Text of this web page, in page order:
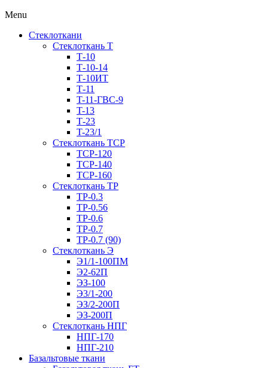
Menu
Стеклоткани
Стеклоткань Т
Т-10
Т-10-14
Т-10ИТ
Т-11
T-11-ГВС-9
T-13
Т-23
T-23/1
Стеклоткань ТСР
ТСР-120
ТСР-140
ТСР-160
Стеклоткань ТР
ТР-0.3
ТР-0.56
ТР-0.6
ТР-0.7
ТР-0.7 (90)
Стеклоткань Э
Э1/1-100ПМ
Э2-62П
ЭЗ-100
Э3/1-200
ЭЗ/2-200П
ЭЗ-200П
Стеклоткань НПГ
НПГ-170
НПГ-210
Базальтовые ткани